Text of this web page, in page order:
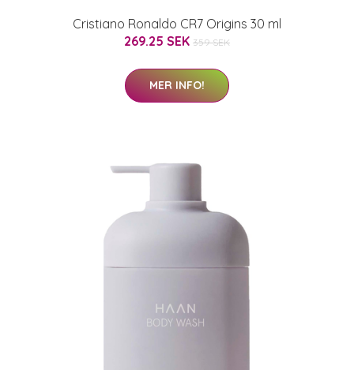
Cristiano Ronaldo CR7 Origins 30 ml
269.25 SEK 359 SEK
MER INFO!